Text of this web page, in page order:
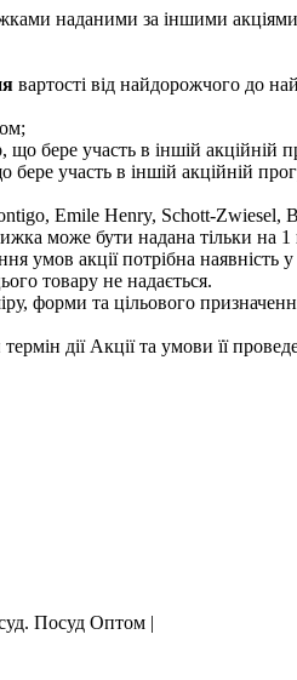
наданими за іншими
вартості від найдорожчого до
бере участь в іншій акційній
участь в іншій акційній
Emile Henry, Schott-Zwiesel,
може бути надана тільки
умов акції потрібна
товару не надається.
форми та цільового
дії Акції та умови її
Посуд Оптом |